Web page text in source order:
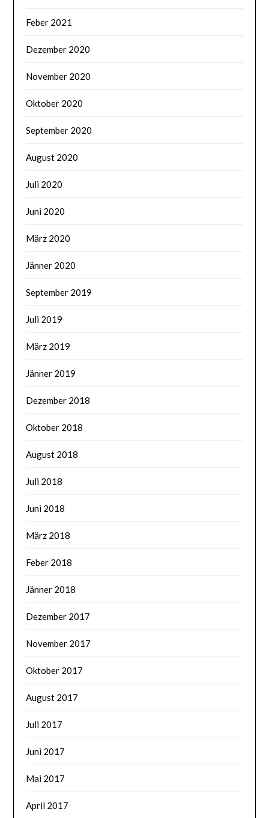
Feber 2021
Dezember 2020
November 2020
Oktober 2020
September 2020
August 2020
Juli 2020
Juni 2020
März 2020
Jänner 2020
September 2019
Juli 2019
März 2019
Jänner 2019
Dezember 2018
Oktober 2018
August 2018
Juli 2018
Juni 2018
März 2018
Feber 2018
Jänner 2018
Dezember 2017
November 2017
Oktober 2017
August 2017
Juli 2017
Juni 2017
Mai 2017
April 2017